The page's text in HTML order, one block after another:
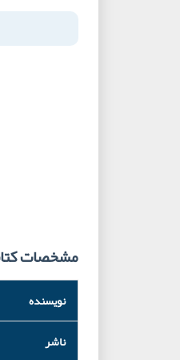
مشخصات
نویسنده
ناشر